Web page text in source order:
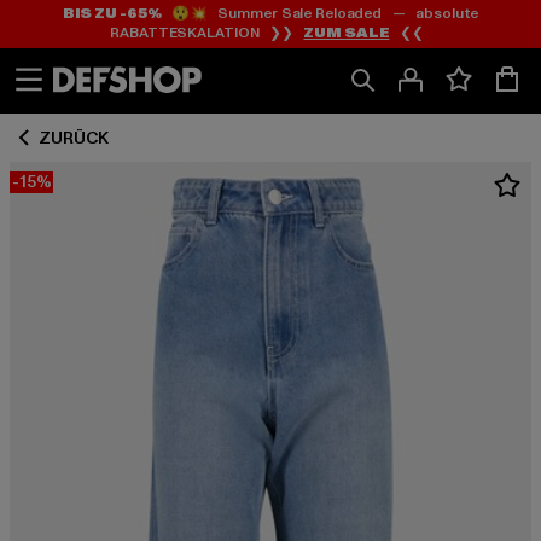
Zum
Inhalt
springen
Zum
Fußzeile
springen
BIS ZU -65%😲💥 Summer Sale Reloaded — absolute
RABATTESKALATION ❯❯ ZUM SALE ❮❮
ZURÜCK
-15%